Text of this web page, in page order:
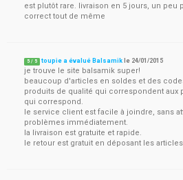
est plutôt rare. livraison en 5 jours, un peu
correct tout de même
5 / 5 toupie a évalué Balsamik le 24/01/2015
je trouve le site balsamik super!
beaucoup d'articles en soldes et des
produits de qualité qui correspondent aux
qui correspond.
le service client est facile à joindre, sans
problèmes immédiatement.
la livraison est gratuite et rapide.
le retour est gratuit en déposant les